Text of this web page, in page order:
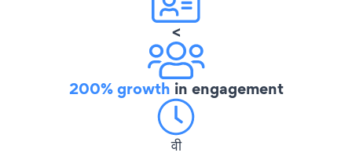
<
200% growth in engagement
वी